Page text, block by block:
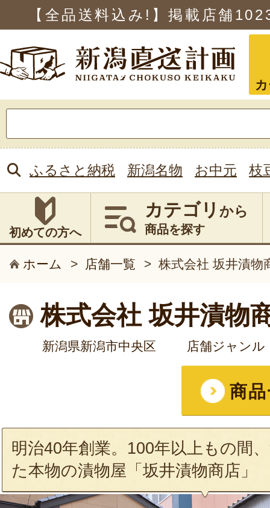
【全品送料込み!】掲載店舗
索:
ふるさと納税 新潟名物 お中元 枝
初めての方へ
カテゴリ から
商品を探す
ホーム > 店舗一覧 > 株式会社 坂井漬物
株式会社 坂井漬物
新潟県新潟市中央区 店舗ジャンル
商
明治40年創業。100年以上もの間
た本物の漬物屋「坂井漬物商店」